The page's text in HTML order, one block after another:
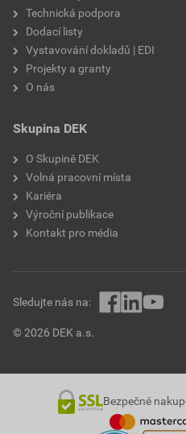
Technická podpora
Dodací listy
Vystavování dokladů | EDI
Projekty a granty
O nás
Skupina DEK
O Skupině DEK
Volná pracovní místa
Kariéra
Výroční publikace
Kontakt pro média
© 2026 DEK a.s.
Sledujte nás na:
Bezpečné